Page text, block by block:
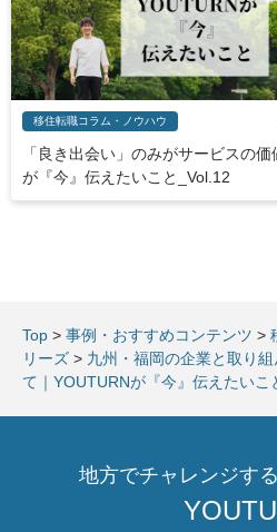
移住転職コラム・ノウハウ
「良き出会い」のみがサービスの
が『今』伝えたいこと_Vol.12
Top > 事例・おすすめコンテンツ >
リーズ > 九州・福岡の企業と取り
て｜YOUTURNが『今』伝えたいこ
地方でチャレンジす